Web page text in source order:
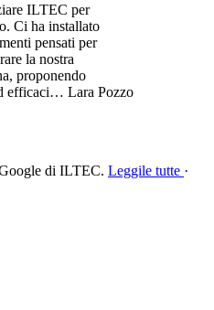
ILTEC per
Ci ha installato
pensati per
la nostra
proponendo
efficaci… Lara Pozzo
di ILTEC. Leggile tutte ·